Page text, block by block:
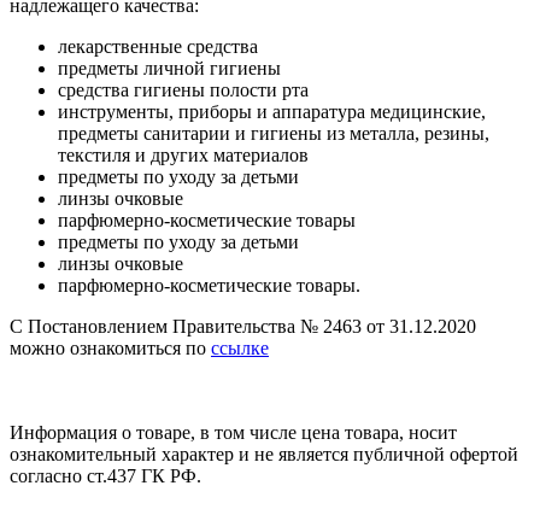
надлежащего качества:
лекарственные средства
предметы личной гигиены
средства гигиены полости рта
инструменты, приборы и аппаратура медицинские,
предметы санитарии и гигиены из металла, резины,
текстиля и других материалов
предметы по уходу за детьми
линзы очковые
парфюмерно-косметические товары
предметы по уходу за детьми
линзы очковые
парфюмерно-косметические товары.
С Постановлением Правительства № 2463 от 31.12.2020
можно ознакомиться по ссылке
Информация о товаре, в том числе цена товара, носит
ознакомительный характер и не является публичной офертой
согласно ст.437 ГК РФ.